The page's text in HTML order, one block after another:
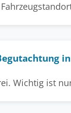
Wichtig ist